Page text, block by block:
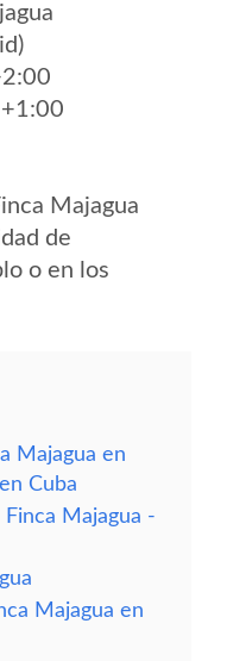
Majagua
de
o en los
Majagua en
Cuba
Majagua -
Majagua en